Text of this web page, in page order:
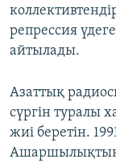
репрессия
айтылады.
Азаттық
сүргін туралы
жиі беретін.
Ашаршылықтың